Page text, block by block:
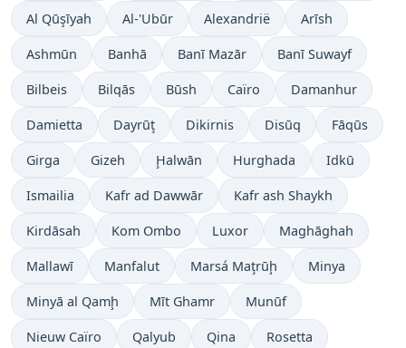
Al Qūşīyah Al-'Ubūr Alexandrië Arīsh
Ashmūn Banhā Banī Mazār Banī Suwayf
Bilbeis Bilqās Būsh Caïro Damanhur
Damietta Dayrūţ Dikirnis Disūq Fāqūs
Girga Gizeh Ḩalwān Hurghada Idkū
Ismailia Kafr ad Dawwār Kafr ash Shaykh
Kirdāsah Kom Ombo Luxor Maghāghah
Mallawī Manfalut Marsá Maţrūḩ Minya
Minyā al Qamḩ Mīt Ghamr Munūf
Nieuw Caïro Qalyub Qina Rosetta